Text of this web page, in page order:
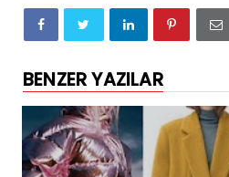
BENZER YAZILAR